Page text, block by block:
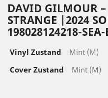
DAVID GILMOUR
STRANGE |2024
198028124218-
Vinyl Zustand
Mint (M)
Cover Zustand
Mint (M)